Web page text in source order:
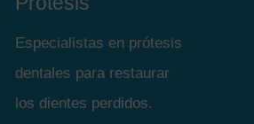
Especialistas en prótesis
dentales para restaurar
los dientes perdidos.